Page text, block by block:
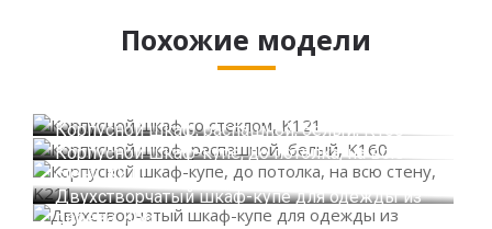
Похожие модели
Корпусной шкаф, распашной, белый, K160
Корпусной шкаф-купе, до потолка, на всю
стену, K211
Двухстворчатый шкаф-купе для одежды из
дерева, K56